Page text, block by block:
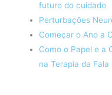
futuro do cuidado
Perturbações
Começar o Ano a
Como o Papel e a
na Terapia da Fala